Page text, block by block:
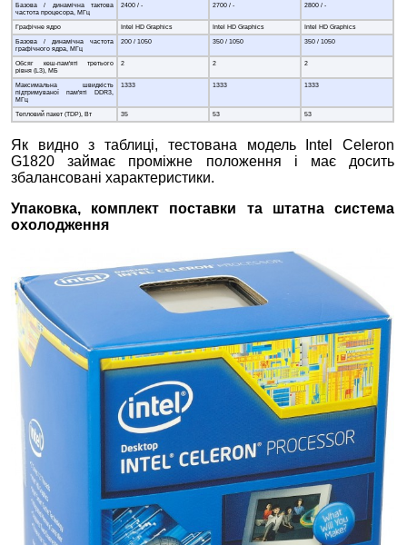
Базова / динамічна тактова
частота процесора, МГц
2400 / - 2700 / - 2800 / -
Графічне ядро Intel HD Graphics Intel HD Graphics
Intel HD Graphics
Базова / динамічна частота
графічного ядра, МГц
200 / 1050 350 / 1050 350 / 1050
Обсяг кеш-пам'яті третього
рівня (L3), МБ
2 2 2
Максимальна швидкість
підтримуваної пам'яті DDR3,
МГц
1333 1333 1333
Тепловий пакет (TDP), Вт 35 53 53
Як видно з таблиці, тестована модель Intel Celeron
G1820 займає проміжне положення і має досить
збалансовані характеристики.
Упаковка, комплект поставки та штатна система
охолодження